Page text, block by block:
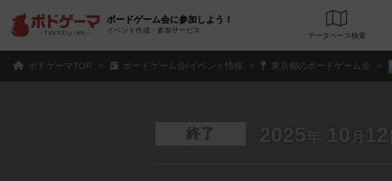
ボードゲーム会に参加しよう！
イベント作成・参加サービス
データベース
ボドゲーマTOP ボードゲーム会/イベント情報 東京都のボードゲーム会
終了 2025 年 10 月 12